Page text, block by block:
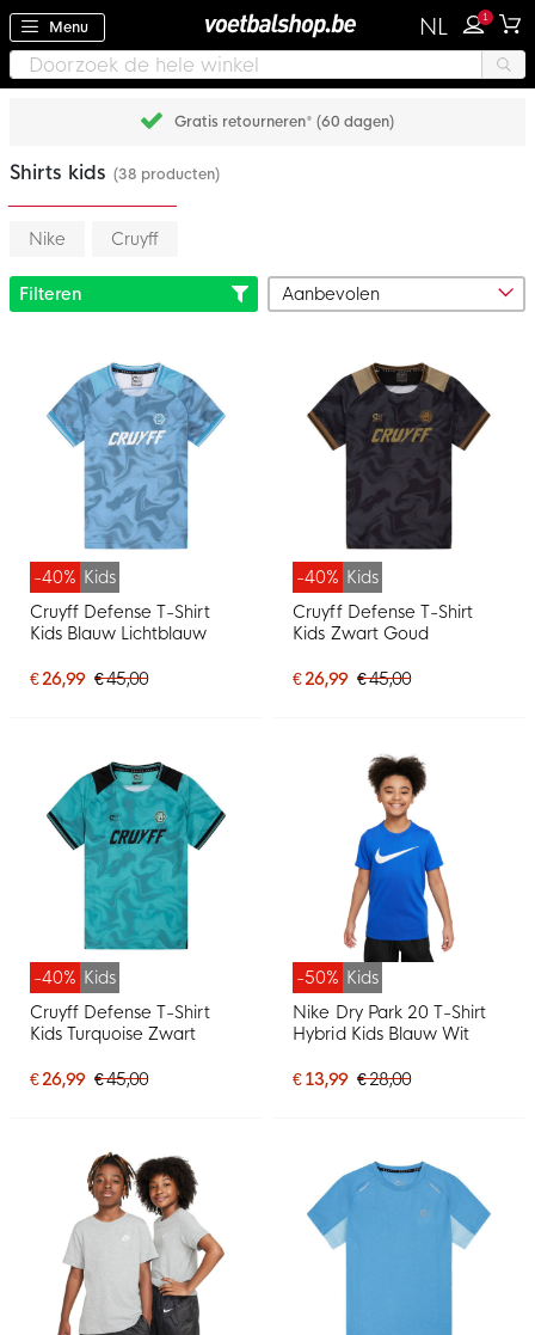
Menu NL 1
Gratis retourneren* (60 dagen)
Shirts kids (38 producten)
Nike Cruyff
Filteren
-40% Kids
Cruyff Defense T-Shirt
Kids Blauw Lichtblauw
€ 26,99 € 45,00
-40% Kids
Cruyff Defense T-Shirt
Kids Zwart Goud
€ 26,99 € 45,00
-40% Kids
Cruyff Defense T-Shirt
Kids Turquoise Zwart
€ 26,99 € 45,00
-50% Kids
Nike Dry Park 20 T-Shirt
Hybrid Kids Blauw Wit
€ 13,99 € 28,00